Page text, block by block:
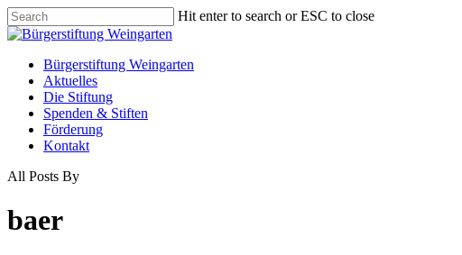
Skip
to
content
Hit enter to search or ESC to close
Close
Menu
Bürgerstiftung Weingarten
Aktuelles
Die Stiftung
Spenden & Stiften
Förderung
Kontakt
All Posts By
baer